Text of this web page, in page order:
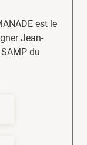
est le
Jean-
du